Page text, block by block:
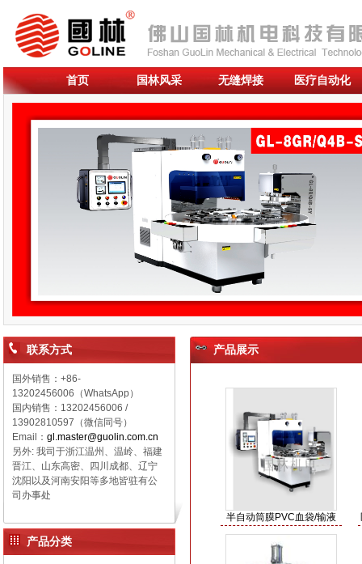
首页 国林风采 无缝焊接 医疗自动化
联系方式
国外销售：+86-
13202456006（WhatsApp）
国内销售： 13202456006 /
13902810597（微信同号）
Email： gl.master@guolin.com.cn
另外: 我司于浙江温州、温岭、福建
晋江、山东高密、四川成都、辽宁
沈阳以及河南安阳等多地皆驻有公
司办事处
产品分类
产品展示
半自动筒膜PVC血袋/输液